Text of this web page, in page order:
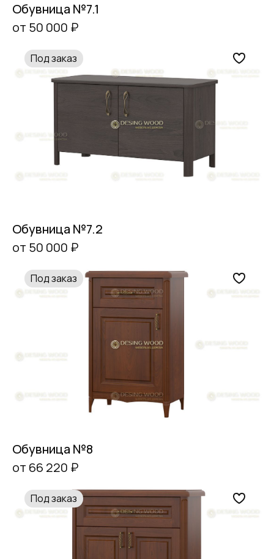
Обувница №7.1
от 50 000 ₽
Под заказ
Обувница №7.2
от 50 000 ₽
Под заказ
Обувница №8
от 66 220 ₽
Под заказ